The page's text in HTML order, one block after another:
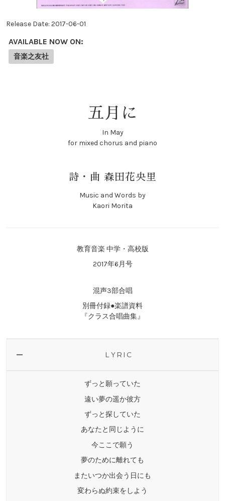
Release Date: 2017-06-01
AVAILABLE NOW ON:
音楽之友社
五月に
In May
for mixed chorus and piano
詩・曲 森田花央里
Music and Words by
Kaori Morita
教育音楽 中学・高校版
2017年6月号
混声3部合唱
別冊付録●楽譜資料
『クラス合唱曲集』
LYRIC
ずっと願っていた
遠い夢の遥か彼方
ずっと探していた
あなたと同じように
今ここで願う
夢のために離れても
またいつか出会う日にも
変わらぬ約束をしよう